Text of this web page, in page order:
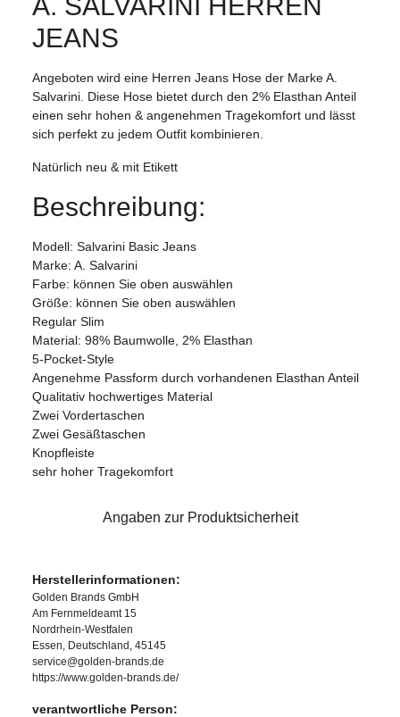
JEANS
Angeboten wird eine Herren Jeans Hose der Marke A.
Salvarini. Diese Hose bietet durch den 2% Elasthan Anteil
einen sehr hohen & angenehmen Tragekomfort und lässt
sich perfekt zu jedem Outfit kombinieren.
Natürlich neu & mit Etikett
Beschreibung:
Modell: Salvarini Basic Jeans
Marke: A. Salvarini
Farbe: können Sie oben auswählen
Größe: können Sie oben auswählen
Regular Slim
Material: 98% Baumwolle, 2% Elasthan
5-Pocket-Style
Angenehme Passform durch vorhandenen Elasthan Anteil
Qualitativ hochwertiges Material
Zwei Vordertaschen
Zwei Gesäßtaschen
Knopfleiste
sehr hoher Tragekomfort
Angaben zur Produktsicherheit
Herstellerinformationen:
Golden Brands GmbH
Am Fernmeldeamt 15
Nordrhein-Westfalen
Essen, Deutschland, 45145
service@golden-brands.de
https://www.golden-brands.de/
verantwortliche Person: